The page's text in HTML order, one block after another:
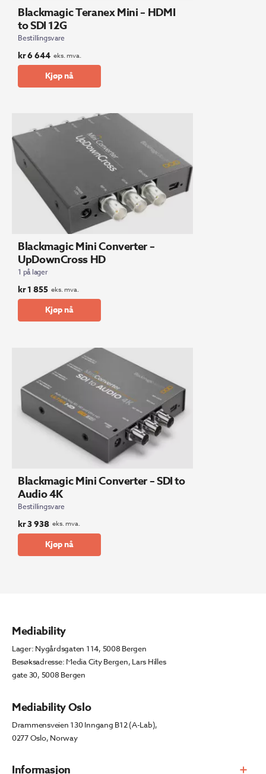
Blackmagic Teranex Mini – HDMI
to SDI 12G
Bestillingsvare
kr6 644 eks. mva.
Kjøp nå
Blackmagic Mini Converter –
UpDownCross HD
1 på lager
kr1 855 eks. mva.
Kjøp nå
Blackmagic Mini Converter – SDI to
Audio 4K
Bestillingsvare
kr3 938 eks. mva.
Kjøp nå
Informasjon
Mediability
Lager: Nygårdsgaten 114, 5008 Bergen
Besøksadresse: Media City Bergen, Lars Hilles
gate 30, 5008 Bergen
Mediability Oslo
Drammensveien 130 Inngang B12 (A-Lab),
0277 Oslo, Norway